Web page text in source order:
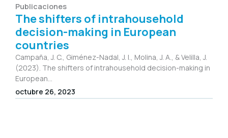
Publicaciones
The shifters of intrahousehold
decision-making in European
countries
Campaña, J. C., Giménez-Nadal, J. I., Molina, J. A., & Velilla, J.
(2023). The shifters of intrahousehold decision-making in
European...
octubre 26, 2023